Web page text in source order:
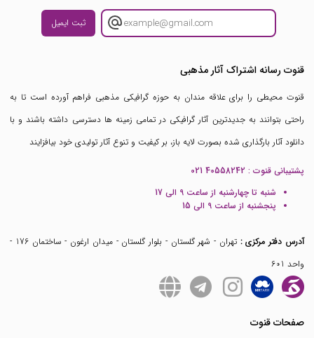
ثبت ایمیل
قنوت رسانه اشتراک آثار مذهبی
قنوت محیطی را برای علاقه مندان به حوزه گرافیکی مذهبی فراهم آورده است تا به
راحتی بتوانند به جدیدترین آثار گرافیکی در تمامی زمینه ها دسترسی داشته باشند و با
دانلود آثار بارگذاری شده بصورت لایه باز، بر کیفیت و تنوع آثار تولیدی خود بیافزایند
پشتیبانی قنوت : 021 40558242
شنبه تا چهارشنبه از ساعت 9 الی 17
پنجشنبه از ساعت 9 الی 15
آدرس دفتر مرکزی :
تهران - شهر گلستان - بلوار گلستان - میدان ارغون - ساختمان 176 -
واحد 601
صفحات قنوت